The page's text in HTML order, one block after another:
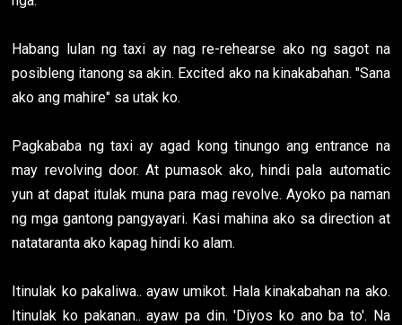
Habang lulan ng taxi ay nag re-rehearse ako ng sagot na
posibleng itanong sa akin. Excited ako na kinakabahan. "Sana
ako ang mahire" sa utak ko.
Pagkababa ng taxi ay agad kong tinungo ang entrance na
may revolving door. At pumasok ako, hindi pala automatic
yun at dapat itulak muna para mag revolve. Ayoko pa naman
ng mga gantong pangyayari. Kasi mahina ako sa direction at
natataranta ako kapag hindi ko alam.
Itinulak ko pakaliwa.. ayaw umikot. Hala kinakabahan na ako.
Itinulak ko pakanan.. ayaw pa din. 'Diyos ko ano ba to'. Na